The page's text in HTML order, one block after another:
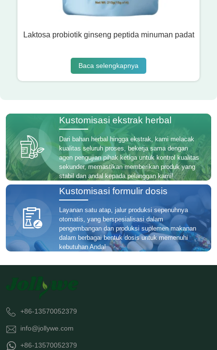
Laktosa probiotik ginseng peptida minuman padat
Baca selengkapnya
Kustomisasi ekstrak herbal
Dari bahan herbal hingga ekstrak, kami melacak
kualitas seluruh proses, bekerja sama dengan
agen pengujian pihak ketiga untuk kontrol kualitas
sekunder, memastikan memberikan produk yang
stabil dan andal kepada pelanggan kami!
Kustomisasi formulir dosis
Layanan satu atap, jalur produksi sepenuhnya
otomatis, yang berspesialisasi dalam
pengembangan dan produksi suplemen makanan
dalam berbagai bentuk dosis untuk memenuhi
kebutuhan Anda!
+86-13570052379
info@jollywe.com
+86-13570052379